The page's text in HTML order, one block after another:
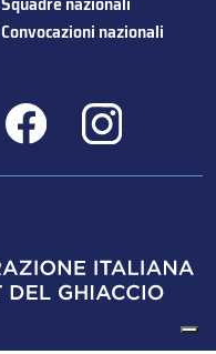
Convocazioni nazionali